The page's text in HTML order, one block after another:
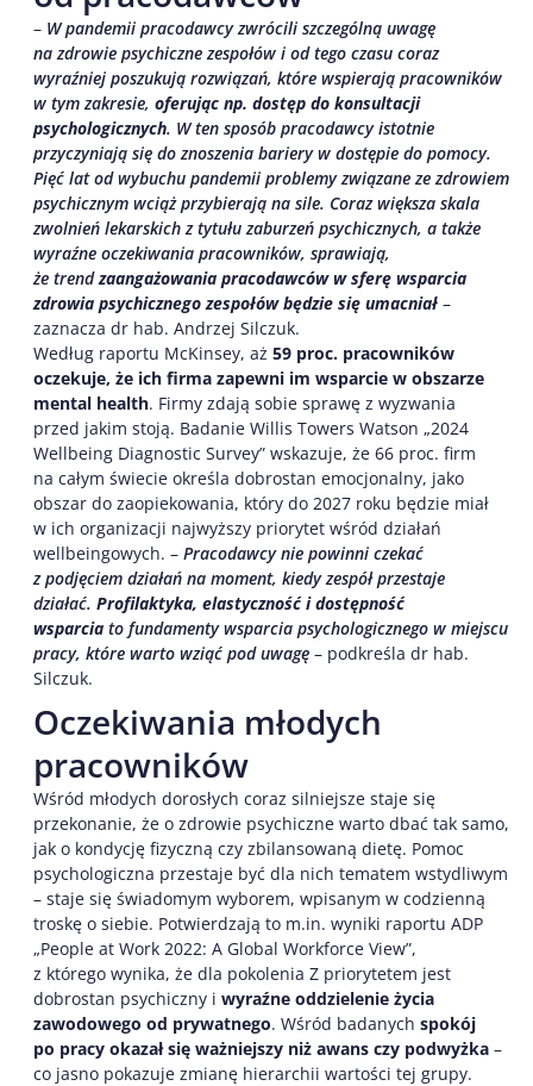
– W pandemii pracodawcy zwrócili szczególną uwagę
na zdrowie psychiczne zespołów i od tego czasu coraz
wyraźniej poszukują rozwiązań, które wspierają pracowników
w tym zakresie, oferując np. dostęp do konsultacji
psychologicznych. W ten sposób pracodawcy istotnie
przyczyniają się do znoszenia bariery w dostępie do pomocy.
Pięć lat od wybuchu pandemii problemy związane ze zdrowiem
psychicznym wciąż przybierają na sile. Coraz większa skala
zwolnień lekarskich z tytułu zaburzeń psychicznych, a także
wyraźne oczekiwania pracowników, sprawiają,
że trendzaangażowania pracodawców w sferę wsparcia
zdrowia psychicznego zespołów będzie się umacniał –
zaznacza dr hab. Andrzej Silczuk.
Według raportu McKinsey, aż 59 proc. pracowników
oczekuje, że ich firma zapewni im wsparcie w obszarze
mental health. Firmy zdają sobie sprawę z wyzwania
przed jakim stoją. Badanie Willis Towers Watson „2024
Wellbeing Diagnostic Survey” wskazuje, że 66 proc. firm
na całym świecie określa dobrostan emocjonalny, jako
obszar do zaopiekowania, który do 2027 roku będzie miał
w ich organizacji najwyższy priorytet wśród działań
wellbeingowych. – Pracodawcy nie powinni czekać
z podjęciem działań na moment, kiedy zespół przestaje
działać. Profilaktyka, elastyczność i dostępność
wsparcia to fundamenty wsparcia psychologicznego w miejscu
pracy, które warto wziąć pod uwagę – podkreśla dr hab.
Silczuk.
Oczekiwania młodych
pracowników
Wśród młodych dorosłych coraz silniejsze staje się
przekonanie, że o zdrowie psychiczne warto dbać tak samo,
jak o kondycję fizyczną czy zbilansowaną dietę. Pomoc
psychologiczna przestaje być dla nich tematem wstydliwym
– staje się świadomym wyborem, wpisanym w codzienną
troskę o siebie. Potwierdzają to m.in. wyniki raportu ADP
„People at Work 2022: A Global Workforce View”,
z którego wynika, że dla pokolenia Z priorytetem jest
dobrostan psychiczny i wyraźne oddzielenie życia
zawodowego od prywatnego. Wśród badanych spokój
po pracy okazał się ważniejszy niż awans czy podwyżka –
co jasno pokazuje zmianę hierarchii wartości tej grupy.